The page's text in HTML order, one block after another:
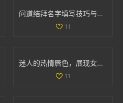
问道结拜名字填写技巧与注意事项详解
11
迷人的热情唇色，展现女性独特韵味与魅力
11